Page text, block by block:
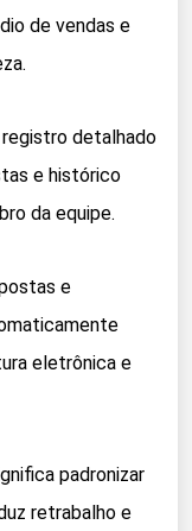
de vendas e
detalhado
e histórico
da equipe.
e
eletrônica e
padronizar
retrabalho e